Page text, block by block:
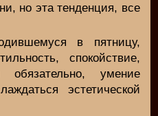
но эта тенденция, все
в пятницу,
спокойствие,
обязательно, умение
эстетической